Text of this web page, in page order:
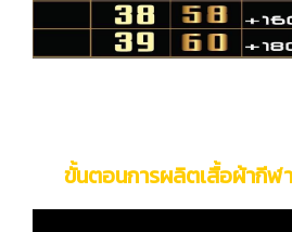
ขั้นตอนการผลิตเสื้อผ้ากี